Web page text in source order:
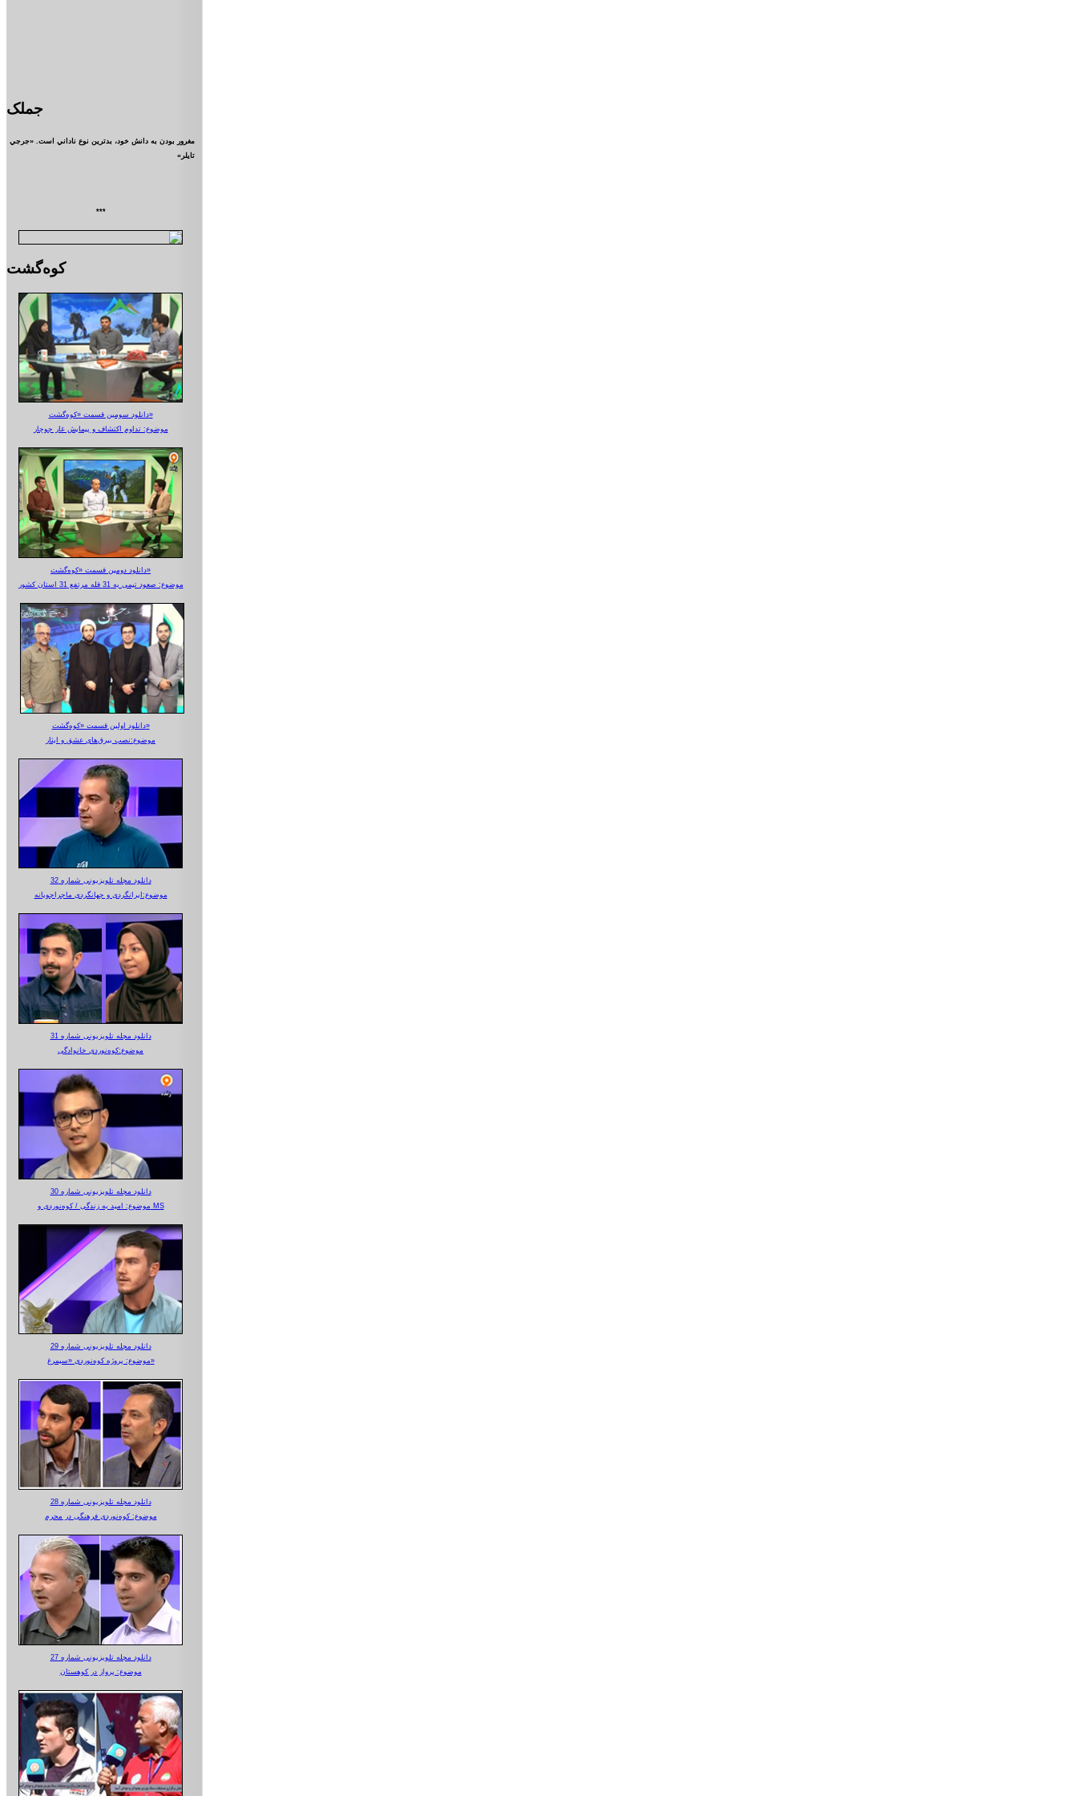
جملک
مغرور بودن به دانش خود، بدترين نوع ناداني است. «جرجي
تايلر»
***
کوه‌گشت
دانلود سومین قسمت «کوه‌گشت»
موضوع: تداوم اکتشاف و پیمایش غار جوجار
دانلود دومین قسمت «کوه‌گشت»
موضوع: صعود تیمی به 31 قله مرتفع 31 استان کشور
دانلود اولین قسمت «کوه‌گشت»
موضوع:نصب بیرق‌های عشق و ایثار
دانلود مجله تلویزیونی شماره 32
موضوع:ایرانگردی و جهانگردی ماجراجویانه
دانلود مجله تلویزیونی شماره 31
موضوع:کوه‌نوردی خانوادگی
دانلود مجله تلویزیونی شماره 30
موضوع: امید به زندگی / کوه‌نوردی و MS
دانلود مجله تلویزیونی شماره 29
موضوع: پروژه کوه‌نوردی «سیمرغ»
دانلود مجله تلویزیونی شماره 28
موضوع: کوه‌نوردی فرهنگی در محرم
دانلود مجله تلویزیونی شماره 27
موضوع: پرواز در کوهستان